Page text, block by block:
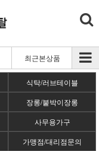
최근본상품
식탁/러브테이블
장롱/붙박이장롱
사무용가구
가맹점/대리점문의